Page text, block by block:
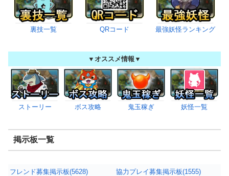
裏技一覧 QRコード 最強妖怪ランキング
▼オススメ情報▼
ストーリー ボス攻略 鬼玉稼ぎ 妖怪一覧
掲示板一覧
フレンド募集掲示板(5628)
協力プレイ募集掲示板(1555)